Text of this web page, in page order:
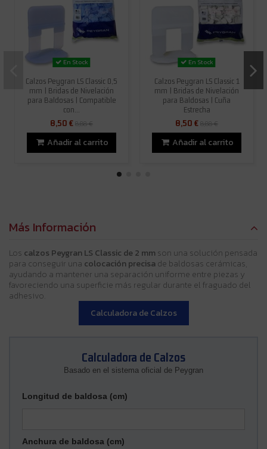
En Stock
Calzos Peygran LS Classic 0,5
mm | Bridas de Nivelación
para Baldosas | Compatible
con...
8,50 €8,88 €
Añadir al carrito
En Stock
Calzos Peygran LS Classic 1
mm | Bridas de Nivelación
para Baldosas | Cuña
Estrecha
8,50 €8,88 €
Añadir al carrito
Más Información
Los calzos Peygran LS Classic de 2 mm son una solución pensada
para conseguir una colocación precisa de baldosas cerámicas,
ayudando a mantener una separación uniforme entre piezas y
favoreciendo una superficie más regular durante el fraguado del
adhesivo.
Calculadora de Calzos
Calculadora de Calzos
Basado en el sistema oficial de Peygran
Longitud de baldosa (cm)
Anchura de baldosa (cm)